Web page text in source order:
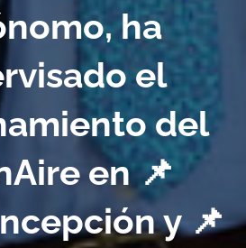
ha
el
del
en 📌
y 📌